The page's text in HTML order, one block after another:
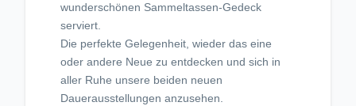
wunderschönen Sammeltassen-Gedeck
serviert.
Die perfekte Gelegenheit, wieder das eine
oder andere Neue zu entdecken und sich in
aller Ruhe unsere beiden neuen
Dauerausstellungen anzusehen.